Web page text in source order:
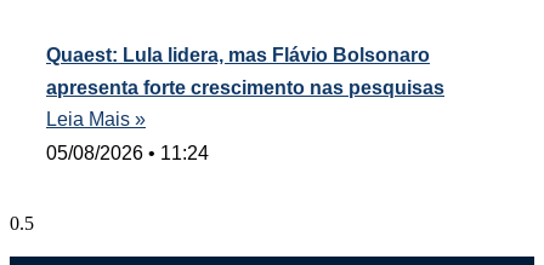
Quaest: Lula lidera, mas Flávio Bolsonaro
apresenta forte crescimento nas pesquisas
Leia Mais »
05/08/2026
11:24